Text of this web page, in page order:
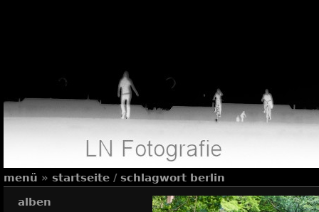
menü » startseite/ schlagwort berlin
alben